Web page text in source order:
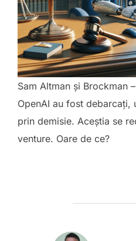
Sam Altman și Brockman
OpenAI au fost debarcați,
prin demisie. Aceștia se
venture. Oare de ce?